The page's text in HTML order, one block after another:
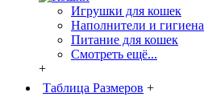
Игрушки для кошек
Наполнители и гигиена
Питание для кошек
Смотреть ещё...
+
Таблица Размеров +